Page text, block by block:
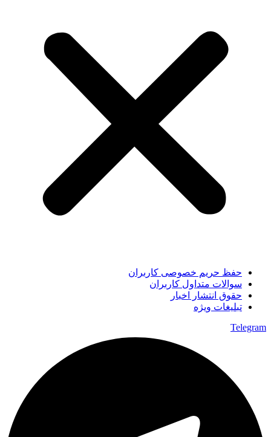
حفظ حریم خصوصی کاربران
سوالات متداول کاربران
حقوق انتشار اخبار
تبلیغات ویژه
Telegram